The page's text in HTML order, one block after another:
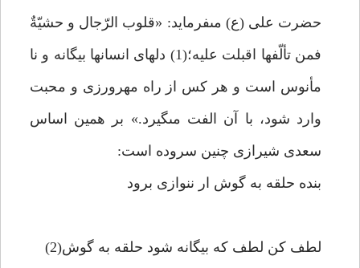
حضرت على (ع) مى‏فرمايد: «قلوب الرّجال و حشيّةٌ
فمن تألّفها اقبلت عليه؛(1) دل‏هاى انسان‏ها بيگانه و نا
مأنوس است و هر كس از راه مهرورزى و محبت
وارد شود، با آن الفت مى‏گيرد.» بر همين اساس
سعدى شيرازى چنين سروده است:
بنده حلقه به گوش ار ننوازى برود
لطف كن لطف كه بيگانه شود حلقه به گوش(2)